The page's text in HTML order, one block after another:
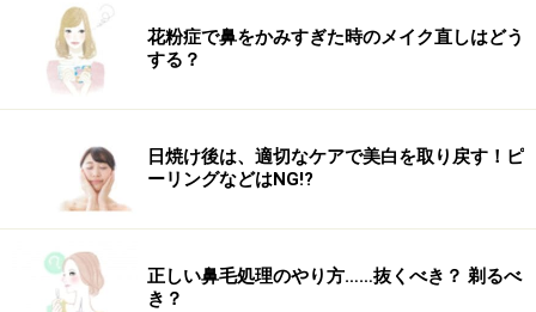
花粉症で鼻をかみすぎた時のメイク直しはどう
する？
日焼け後は、適切なケアで美白を取り戻す！ピ
ーリングなどはNG!?
正しい鼻毛処理のやり方……抜くべき？ 剃るべ
き？